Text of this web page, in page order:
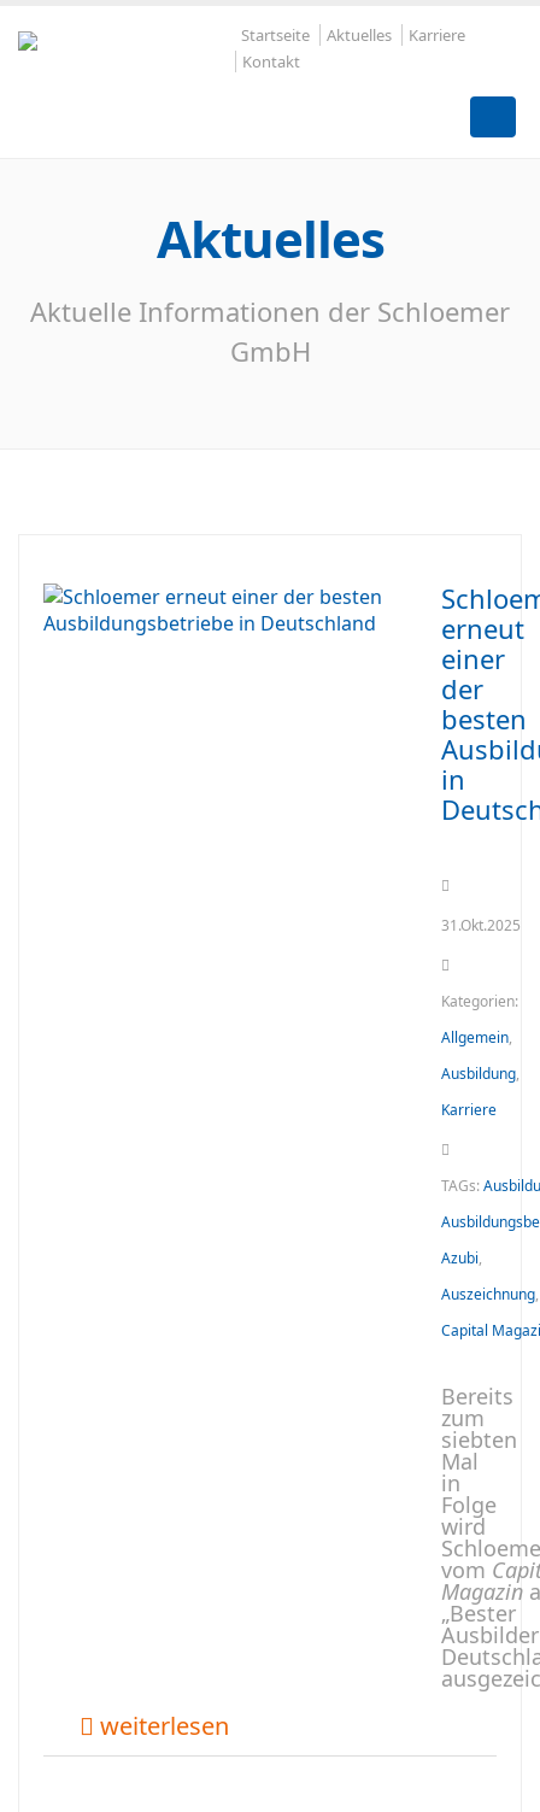
Startseite Aktuelles
Karriere
Kontakt
Aktuelles
Aktuelle Informationen der Schloemer
GmbH
erneut
einer
der
besten
in
31.Okt.2025
Kategorien:
Allgemein,
Ausbildung,
Karriere
TAGs:
Azubi,
Auszeichnung,
Capital
Bereits
zum
siebten
Mal
in
Folge
wird
vom
Magazin
„Bester
Ausbilder
weiterlesen